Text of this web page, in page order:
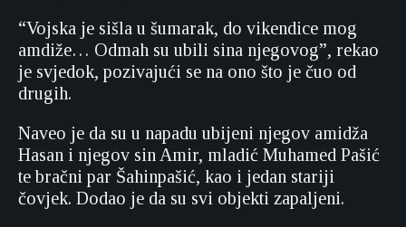
“Vojska je sišla u šumarak, do vikendice mog
amdiže… Odmah su ubili sina njegovog”, rekao
je svjedok, pozivajući se na ono što je čuo od
drugih.
Naveo je da su u napadu ubijeni njegov amidža
Hasan i njegov sin Amir, mladić Muhamed Pašić
te bračni par Šahinpašić, kao i jedan stariji
čovjek. Dodao je da su svi objekti zapaljeni.